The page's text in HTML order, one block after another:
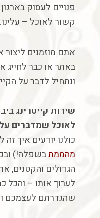
פנויים לעסוקבארגון
קשור לאוכל – עלינו.
אתם מוזמנים ליצור
באתר או כבר לחייג
ונתחיל לדבר על
שירות קייטרינג
לאוכל שמדברים
כולנו יודעים איך זה
מהממתבשפלה!)
הגדולים והקטנים,
לערוך אותו– והכל
שהגדרתם לעצמכם